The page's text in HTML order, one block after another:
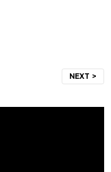
NEXT >